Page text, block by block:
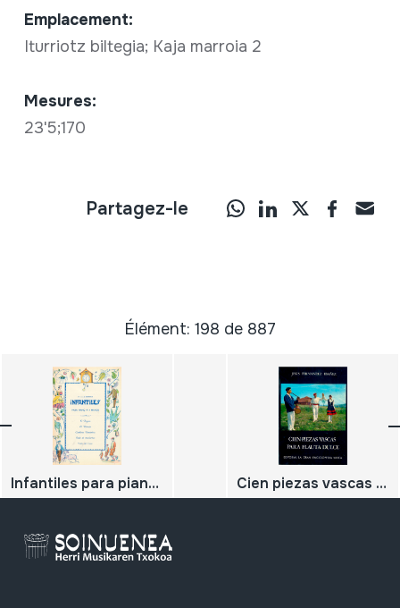
Emplacement:
Iturriotz biltegia; Kaja marroia 2
Mesures:
23'5;170
Partagez-le
Élément: 198 de 887
Infantiles para piano a 4 manos Cien piezas vascas para flauta dulce